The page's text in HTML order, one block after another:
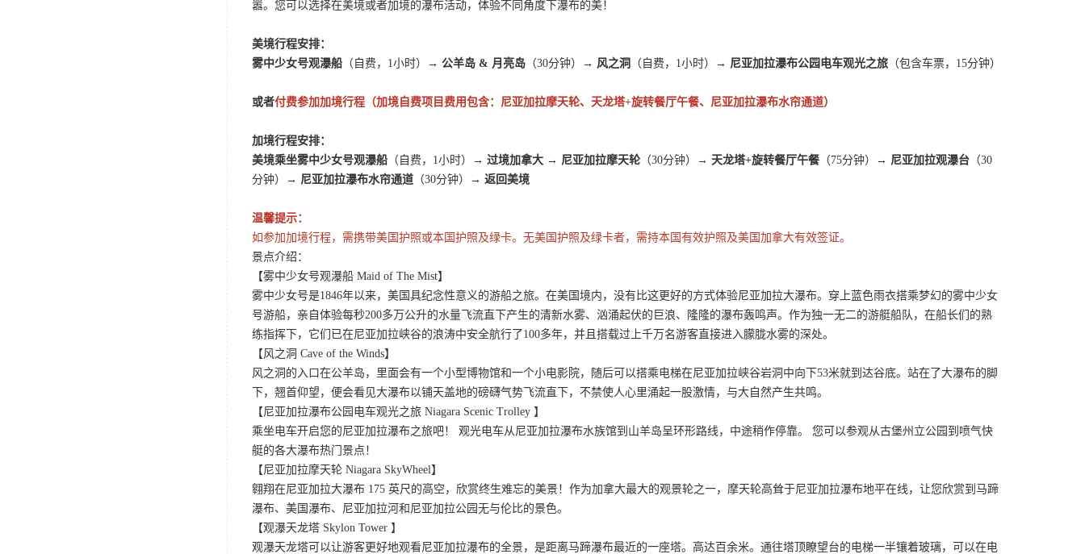
嚣。您可以选择在美境或者加境的瀑布活动，体验不同角度下瀑布的美！
美境行程安排：
雾中少女号观瀑船 （自费，1小时） → 公羊岛 & 月亮岛 （30分钟） → 风之洞 （自费，1小时） → 尼亚加拉瀑布公园电车观光之旅 （包含车票，15分钟）
或者付费参加加境行程（加境自费项目费用包含：尼亚加拉摩天轮、天龙塔+旋转餐厅午餐、尼亚加拉瀑布水帘通道）
加境行程安排：
美境乘坐雾中少女号观瀑船 （自费，1小时） → 过境加拿大 → 尼亚加拉摩天轮 （30分钟）→ 天龙塔+旋转餐厅午餐 （75分钟） → 尼亚加拉观瀑台 （30
分钟）
→ 尼亚加拉瀑布水帘通道 （30分钟）→ 返回美境
温馨提示：
如参加加境行程，需携带美国护照或本国护照及绿卡。无美国护照及绿卡者，需持本国有效护照及美国加拿大有效签证。
景点介绍：
【雾中少女号观瀑船 Maid of The Mist】
雾中少女号是1846年以来，美国具纪念性意义的游船之旅。在美国境内，没有比这更好的方式体验尼亚加拉大瀑布。穿上蓝色雨衣搭乘梦幻的雾中少女
号游船，亲自体验每秒200多万公升的水量飞流直下产生的清新水雾、汹涌起伏的巨浪、隆隆的瀑布轰鸣声。作为独一无二的游艇船队，在船长们的熟
练指挥下，它们已在尼亚加拉峡谷的浪涛中安全航行了100多年，并且搭载过上千万名游客直接进入朦胧水雾的深处。
【风之洞 Cave of the Winds】
风之洞的入口在公羊岛，里面会有一个小型博物馆和一个小电影院，随后可以搭乘电梯在尼亚加拉峡谷岩洞中向下53米就到达谷底。站在了大瀑布的脚
下，翘首仰望，便会看见大瀑布以铺天盖地的磅礴气势飞流直下，不禁使人心里涌起一股激情，与大自然产生共鸣。
【尼亚加拉瀑布公园电车观光之旅 Niagara Scenic Trolley 】
乘坐电车开启您的尼亚加拉瀑布之旅吧！ 观光电车从尼亚加拉瀑布水族馆到山羊岛呈环形路线，中途稍作停靠。 您可以参观从古堡州立公园到喷气快
艇的各大瀑布热门景点！
【尼亚加拉摩天轮 Niagara SkyWheel】
翱翔在尼亚加拉大瀑布 175 英尺的高空，欣赏终生难忘的美景！作为加拿大最大的观景轮之一，摩天轮高耸于尼亚加拉瀑布地平在线，让您欣赏到马蹄
瀑布、美国瀑布、尼亚加拉河和尼亚加拉公园无与伦比的景色。
【观瀑天龙塔 Skylon Tower 】
观瀑天龙塔可以让游客更好地观看尼亚加拉瀑布的全景，是距离马蹄瀑布最近的一座塔。高达百余米。通往塔顶瞭望台的电梯一半镶着玻璃，可以在电